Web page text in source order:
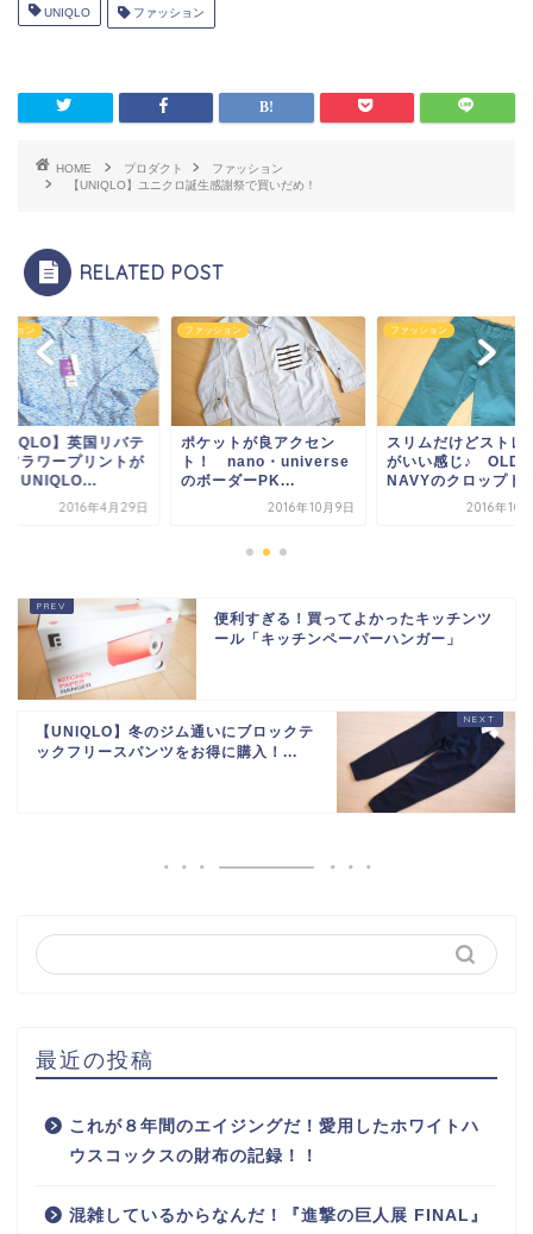
UNIQLO ファッション
HOME プロダクト
ファッション
【UNIQLO】ユニクロ誕生感謝祭で買いだめ！
RELATED POST
ション
】英国リバテ
フラワープリントが
！UNIQLO...
2016年4月29日
ファッション
ポケットが良アクセン
ト！ nano・universe
のボーダーPK...
2016年10月9日
ファッション
スリムだけどストレ
がいい感じ♪ OLD
NAVYのクロップド
2016年10
便利すぎる！買ってよかったキッチンツ
ール「キッチンペーパーハンガー」
【UNIQLO】冬のジム通いにブロックテ
ックフリースパンツをお得に購入！...
最近の投稿
これが８年間のエイジングだ！愛用したホワイトハ
ウスコックスの財布の記録！！
混雑しているからなんだ！『進撃の巨人展 FINAL』